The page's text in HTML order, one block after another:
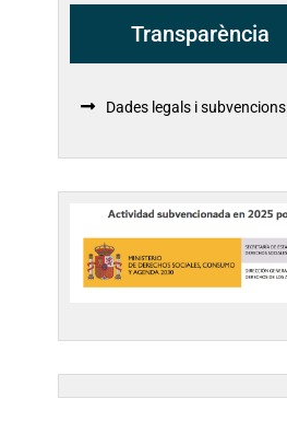
Transparència
Dades legals i subvencions